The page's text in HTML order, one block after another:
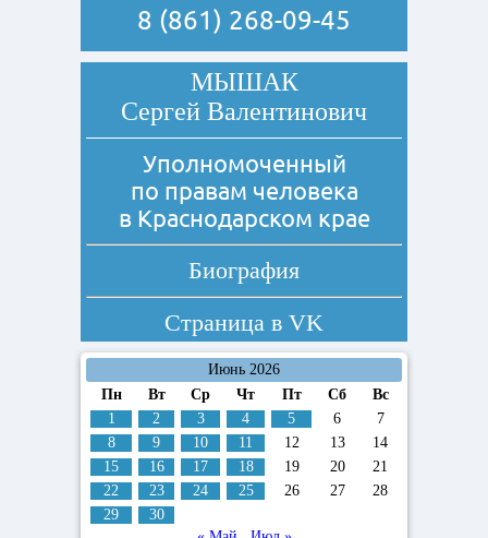
8 (861) 268-09-45
МЫШАК
Сергей Валентинович
Уполномоченный
по правам человека
в Краснодарском крае
Биография
Страница в VK
Июнь 2026
Пн
Вт Ср Чт Пт Сб
Вс
1
2 3 4 5 6
7
8
9 10 11 12 13
14
15
16 17 18 19 20
21
22
23 24 25 26 27
28
29
30